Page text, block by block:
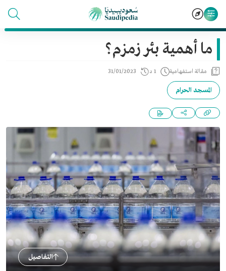
ما أهمية بئر زمزم؟
مقالة استفهامية 1 د 31/01/2023
المسجد الحرام
التفاصيل